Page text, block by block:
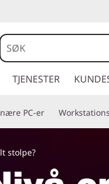
TJENESTER
PC-er Workstations
stolpe?